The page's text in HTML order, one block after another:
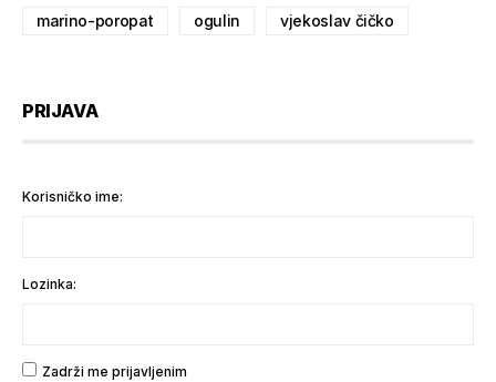
marino-poropat ogulin vjekoslav čičko
PRIJAVA
Korisničko ime:
Lozinka:
Zadrži me prijavljenim